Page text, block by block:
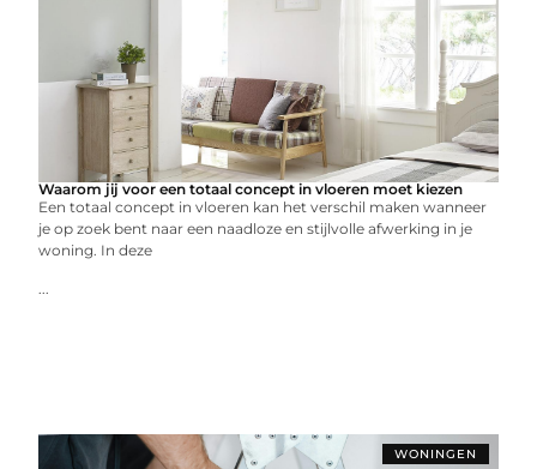
Waarom jij voor een totaal concept in vloeren moet kiezen
Een totaal concept in vloeren kan het verschil maken wanneer
je op zoek bent naar een naadloze en stijlvolle afwerking in je
woning. In deze
...
WONINGEN